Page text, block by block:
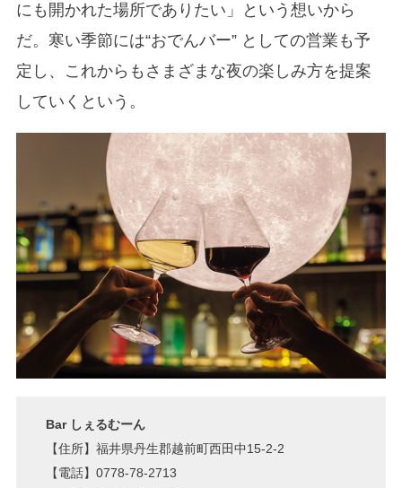
にも開かれた場所でありたい」という想いから
だ。寒い季節には“おでんバー” としての営業も予
定し、これからもさまざまな夜の楽しみ方を提案
していくという。
Bar しぇるむーん
【住所】福井県丹生郡越前町西田中15-2-2
【電話】0778-78-2713